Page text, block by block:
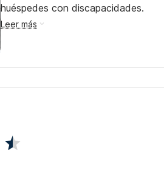
huéspedes con discapacidades.
Leer más